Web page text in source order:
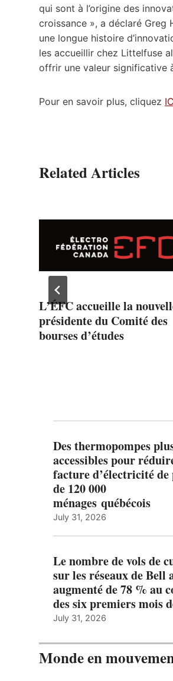
qui sont à l’origine des
croissance », a déclaré Greg
une longue histoire
les accueillir chez Littelfuse
offrir une valeur significative
Pour en savoir plus, cliquez
Related Articles
L’ÉFC accueille la
présidente du Comité des
bourses d’études
Des thermopompes
accessibles pour
facture d’électricité de
de 120 000
ménages québécois
July 31, 2026
Le nombre de vols de
sur les réseaux de Bell
augmenté de 78 % au
des six premiers mois
July 31, 2026
Monde en